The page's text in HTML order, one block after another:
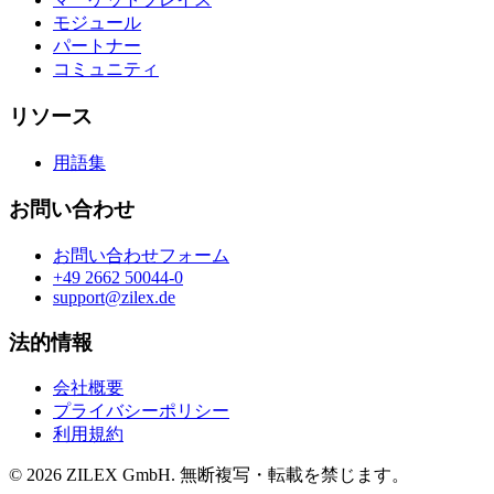
モジュール
パートナー
コミュニティ
リソース
用語集
お問い合わせ
お問い合わせフォーム
+49 2662 50044-0
support@zilex.de
法的情報
会社概要
プライバシーポリシー
利用規約
© 2026 ZILEX GmbH. 無断複写・転載を禁じます。